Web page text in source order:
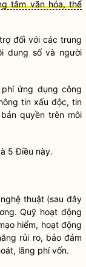
tâm văn hóa, thể
đối với các trung
dung số và người
ứng dụng công
tin xấu độc, tin
quyền trên môi
5 Điều này.
thuật (sau đây
Quỹ hoạt động
hiểm, hoạt động
rủi ro, bảo đảm
lãng phí vốn.